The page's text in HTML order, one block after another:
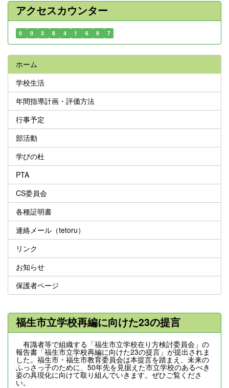
アクセスカウンター
0 0 3 8 4 1 6 9 7
ホーム
学校生活
年間指導計画・評価方法
行事予定
部活動
学びの杜
PTA
CS委員会
各種証明書
連絡メール（tetoru）
リンク
お知らせ
保護者ページ
福生市立学校再編に向けた23の提言
有識者等で組織する「福生市立学校在り方検討委員会」の
報告書「福生市立学校再編に向けた23の提言」が提出されま
した。福生市・福生市教育委員会は本提言を踏まえ、未来の
ふっさっ子のために、50年先を見据えた市立学校のあるべき
姿の具現化に向けて取り組んでいきます。ぜひご覧くださ
い。